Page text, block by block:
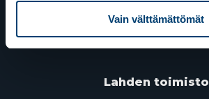
Vain välttämättömät
Yhteystiedot
Lahden toimisto